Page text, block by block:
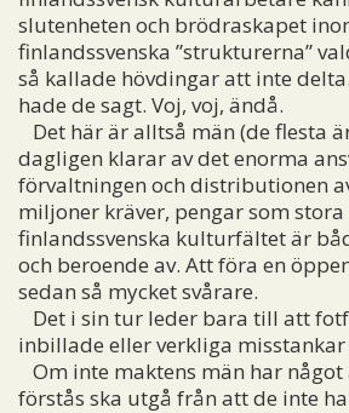
slutenheten och brödraskapet
finlandssvenska ”strukturerna”
så kallade hövdingar att inte
hade de sagt. Voj, voj, ändå.
Det här är alltså män (de flesta
dagligen klarar av det enorma
förvaltningen och distributionen
miljoner kräver, pengar som
finlandssvenska kulturfältet är
och beroende av. Att föra en
sedan så mycket svårare.
Det i sin tur leder bara till att
inbillade eller verkliga
Om inte maktens män har
förstås ska utgå från att de inte